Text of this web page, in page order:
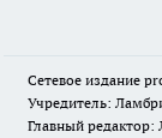
Сетевое издание
Учредитель:
Главный